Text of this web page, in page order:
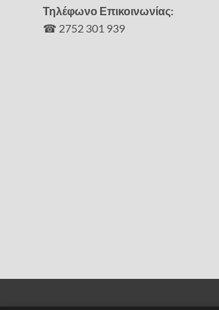
Τηλέφωνο Επικοινωνίας:
☎ 2752 301 939